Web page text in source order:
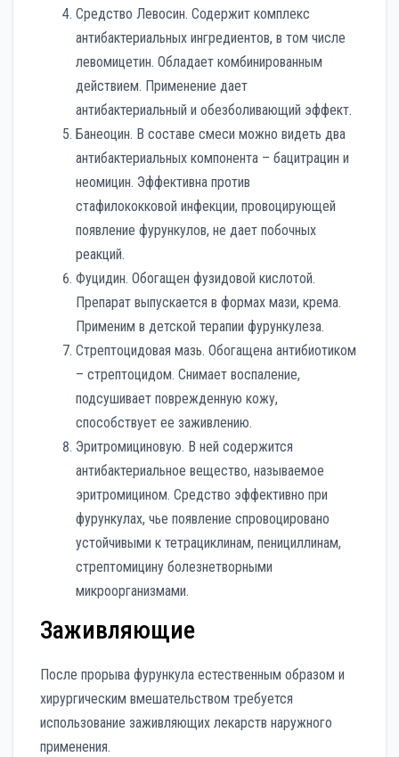
Средство Левосин. Содержит комплекс
антибактериальных ингредиентов, в том числе
левомицетин. Обладает комбинированным
действием. Применение дает
антибактериальный и обезболивающий эффект.
Банеоцин. В составе смеси можно видеть два
антибактериальных компонента – бацитрацин и
неомицин. Эффективна против
стафилококковой инфекции, провоцирующей
появление фурункулов, не дает побочных
реакций.
Фуцидин. Обогащен фузидовой кислотой.
Препарат выпускается в формах мази, крема.
Применим в детской терапии фурункулеза.
Стрептоцидовая мазь. Обогащена антибиотиком
– стрептоцидом. Снимает воспаление,
подсушивает поврежденную кожу,
способствует ее заживлению.
Эритромициновую. В ней содержится
антибактериальное вещество, называемое
эритромицином. Средство эффективно при
фурункулах, чье появление спровоцировано
устойчивыми к тетрациклинам, пенициллинам,
стрептомицину болезнетворными
микроорганизмами.
Заживляющие
После прорыва фурункула естественным образом и
хирургическим вмешательством требуется
использование заживляющих лекарств наружного
применения.